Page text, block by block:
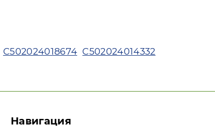
С502024018674 С502024014332
Навигация